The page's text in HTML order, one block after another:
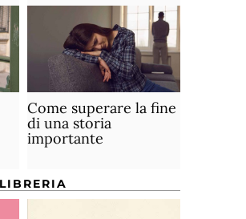
Come superare la fine
di una storia
importante